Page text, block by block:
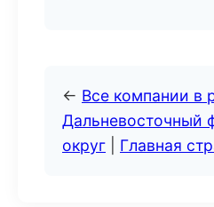
← Все компании в
Дальневосточный
округ
Главная